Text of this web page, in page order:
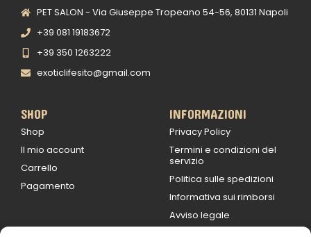
PET SALON - Via Giuseppe Tropeano 54-56, 80131 Napoli
+39 081 19183672
+39 350 1263222
exoticlifesito@gmail.com
SHOP
Shop
Il mio account
Carrello
Pagamento
INFORMAZIONI
Privacy Policy
Termini e condizioni del
servizio
Politica sulle spedizioni
Informativa sui rimborsi
Avviso legale